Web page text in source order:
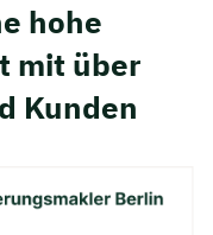
hohe
mit über
Kunden